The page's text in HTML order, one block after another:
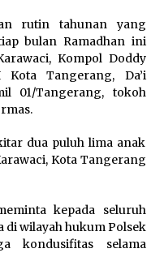
Perkuat
KEK Samota
Wisata Bahari
Baliem Perkuat
Papua
rutin tahunan yang
bulan Ramadhan ini
Kompol Doddy
Tangerang, Da’i
01/Tangerang, tokoh
dua puluh lima anak
Kota Tangerang
kepada seluruh
di wilayah hukum Polsek
kondusifitas selama